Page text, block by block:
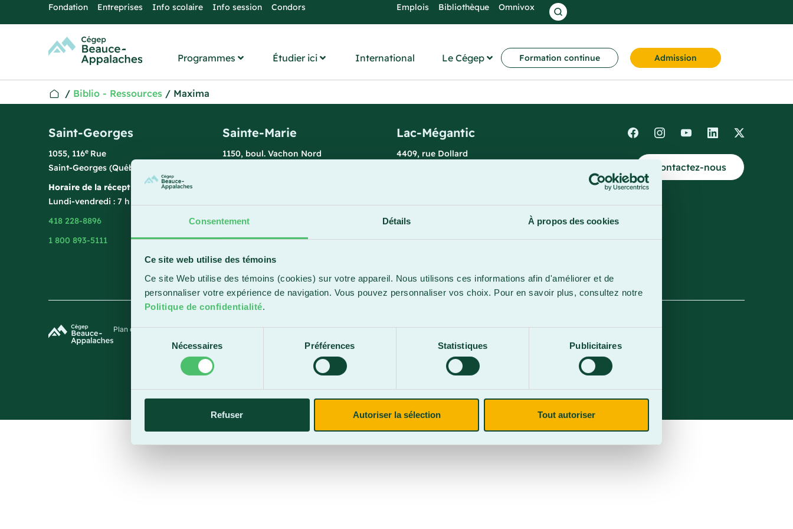
Consentement Détails À propos des cookies
Ce site web utilise des témoins
Ce site Web utilise des témoins (cookies) sur votre appareil. Nous utilisons ces informations afin d'améliorer et de
personnaliser votre expérience de navigation. Vous pouvez personnaliser vos choix. Pour en savoir plus, consultez notre
Politique de confidentialité.
Sélection
consentement
Nécessaires Préférences Statistiques Publicitaires
Refuser Autoriser la sélection Tout autoriser
Fondation Entreprises Info scolaire Info session Condors Emplois Bibliothèque Omnivox
Programmes Étudier ici International Le Cégep Formation continue Admission
/ Biblio - Ressources / Maxima
Saint-Georges
1055, 116e Rue
Saint-Georges (Québec) G5Y 3G1
Horaire de la réception
Lundi-vendredi : 7 h 45 à 15 h 45
418 228-8896
1 800 893-5111
Sainte-Marie
1150, boul. Vachon Nord
418 387-8896
Lac-Mégantic
4409, rue Dollard
819 583-5432
Contactez-nous
Plan du siteTermes et conditionsPolitique de confidentialitéSite web parParkour3 Expert HubSpot